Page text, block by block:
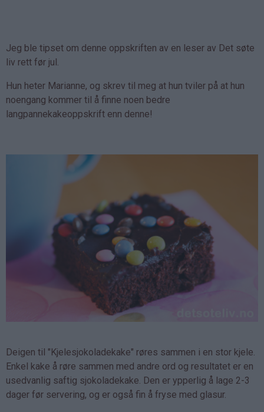
Jeg ble tipset om denne oppskriften av en leser av Det søte
liv rett før jul.
Hun heter Marianne, og skrev til meg at hun tviler på at hun
noengang kommer til å finne noen bedre
langpannekakeoppskrift enn denne!
Deigen til "Kjelesjokoladekake" røres sammen i en stor kjele.
Enkel kake å røre sammen med andre ord og resultatet er en
usedvanlig saftig sjokoladekake. Den er ypperlig å lage 2-3
dager før servering, og er også fin å fryse med glasur.